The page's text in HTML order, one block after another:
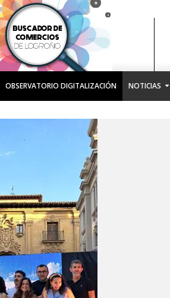
OBSERVATORIO DIGITALIZACIÓN NOTICIAS